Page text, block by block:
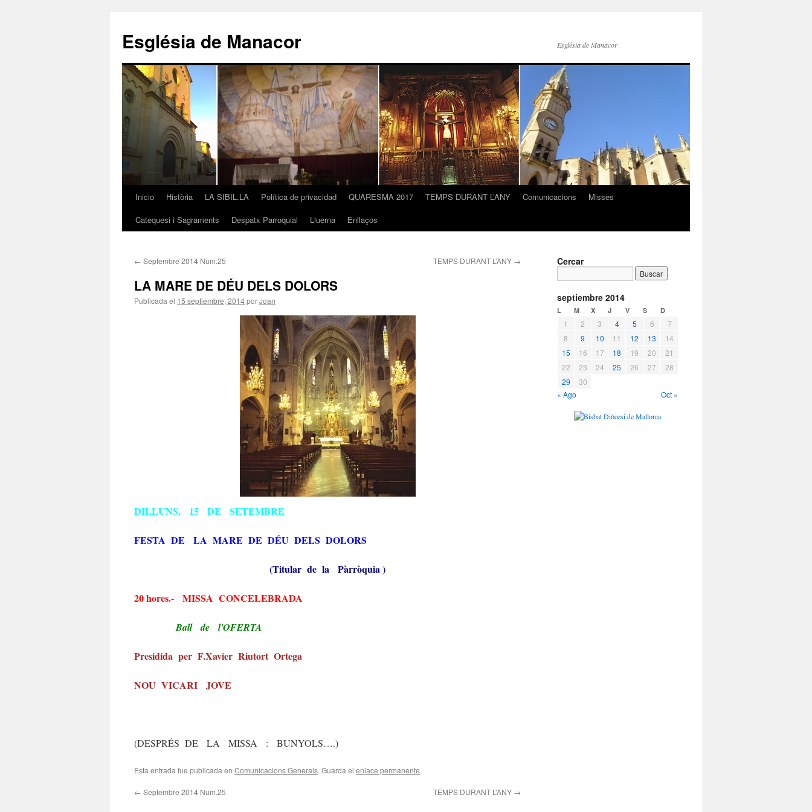
contenido
Església de Manacor Església de Manacor
Inicio Història LA SIBIL.LA Política de privacidad QUARESMA 2017 TEMPS DURANT L’ANY Comunicacions
Misses
Catequesi i Sagraments
Despatx Parroquial Lluerna Enllaços
← Septembre 2014 Num.25 TEMPS DURANT L’ANY →
LA MARE DE DÉU DELS DOLORS
Publicada el 15 septiembre, 2014porJoan
DILLUNS, 15 DE SETEMBRE
FESTA DE LA MARE DE DÉU DELS DOLORS
(Titular de la Pàrròquia )
20 hores.- MISSA CONCELEBRADA
Ball de l'OFERTA
Presidida per F.Xavier Riutort Ortega
NOU VICARI JOVE
(DESPRÉS DE LA MISSA : BUNYOLS….)
Esta entrada fue publicada en Comunicacions Generals. Guarda el enlace permanente.
← Septembre 2014 Num.25 TEMPS DURANT L’ANY →
Cercar
septiembre 2014
L M X J V S D
1 2 3 4 5 6
7
8
9 10 11 12 13
14
15
16 17 18 19 20
21
22
23 24 25 26 27
28
29
30
« Ago
Oct »